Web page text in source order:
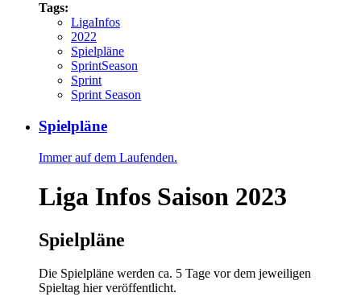
Tags:
LigaInfos
2022
Spielpläne
SprintSeason
Sprint
Sprint Season
Spielpläne
Immer auf dem Laufenden.
Liga Infos Saison 2023
Spielpläne
Die Spielpläne werden ca. 5 Tage vor dem jeweiligen
Spieltag hier veröffentlicht.